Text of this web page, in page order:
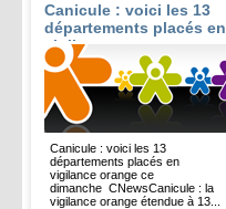
Canicule : voici les 13
départements placés en
vigilance orange ce
dimanche - CNews
Canicule : voici les 13
départements placés en
vigilance orange ce
dimanche CNewsCanicule : la
vigilance orange étendue à 13...